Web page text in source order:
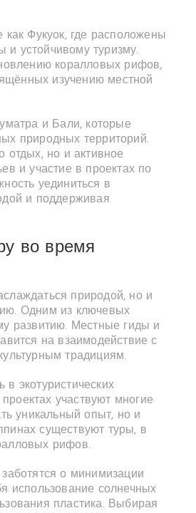
как Фукуок, где расположены
устойчивому туризму.
коралловых рифов,
изучению местной
и Бали, которые
природных территорий.
отдых, но и активное
и участие в проектах по
уединиться в
и поддерживая
во время
природой, но и
Одним из ключевых
развитию. Местные гиды и
на взаимодействие с
традициям.
экотуристических
участвуют многие
уникальный опыт, но и
существуют туры, в
рифов.
о минимизации
использование солнечных
пластика. Выбирая